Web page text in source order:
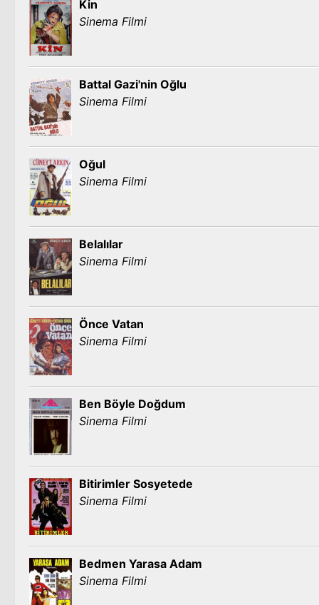
Kin
Sinema Filmi
Battal Gazi'nin Oğlu
Sinema Filmi
Oğul
Sinema Filmi
Belalılar
Sinema Filmi
Önce Vatan
Sinema Filmi
Ben Böyle Doğdum
Sinema Filmi
Bitirimler Sosyetede
Sinema Filmi
Bedmen Yarasa Adam
Sinema Filmi